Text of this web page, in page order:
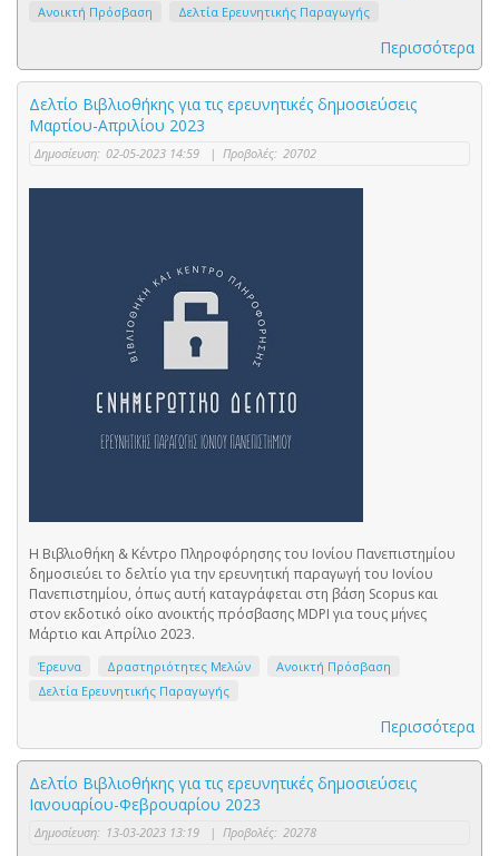
Ανοικτή Πρόσβαση
Δελτία Ερευνητικής Παραγωγής
Περισσότερα
Δελτίο Βιβλιοθήκης για τις ερευνητικές δημοσιεύσεις
Μαρτίου-Απριλίου 2023
Δημοσίευση: 02-05-2023 14:59 | Προβολές: 20702
Η Βιβλιοθήκη & Κέντρο Πληροφόρησης του Ιονίου Πανεπιστημίου
δημοσιεύει το δελτίο για την ερευνητική παραγωγή του Ιονίου
Πανεπιστημίου, όπως αυτή καταγράφεται στη βάση Scopus και
στον εκδοτικό οίκο ανοικτής πρόσβασης MDPI για τους μήνες
Μάρτιο και Απρίλιο 2023.
Έρευνα Δραστηριότητες Μελών
Ανοικτή Πρόσβαση
Δελτία Ερευνητικής Παραγωγής
Περισσότερα
Δελτίο Βιβλιοθήκης για τις ερευνητικές δημοσιεύσεις
Ιανουαρίου-Φεβρουαρίου 2023
Δημοσίευση: 13-03-2023 13:19 | Προβολές: 20278